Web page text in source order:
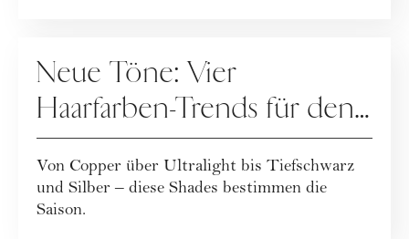
Neue Töne: Vier
Haarfarben-Trends für den
Winter
Von Copper über Ultralight bis Tiefschwarz
und Silber – diese Shades bestimmen die
Saison.